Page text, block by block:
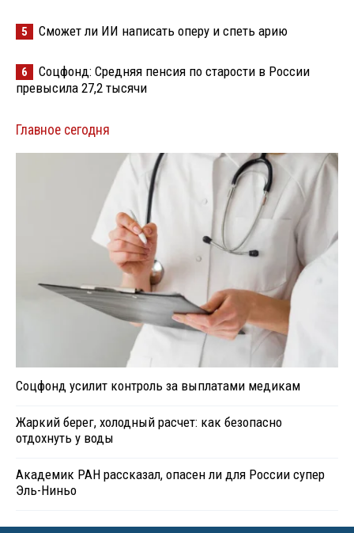
5 Сможет ли ИИ написать оперу и спеть арию
6
Соцфонд: Средняя пенсия по старости в России
превысила 27,2 тысячи
Главное сегодня
Соцфонд усилит контроль за выплатами медикам
Жаркий берег, холодный расчет: как безопасно
отдохнуть у воды
Академик РАН рассказал, опасен ли для России супер
Эль-Ниньо